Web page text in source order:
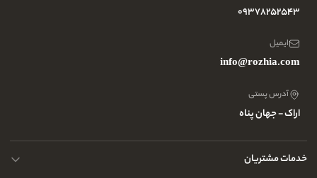
09378252543
ایمیل
info@rozhia.com
آدرس پستی
اراک - جهان پناه
خدمات مشتریان